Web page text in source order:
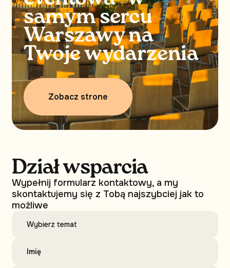
samym sercu
Warszawy na
Twoje wydarzenia
Zobacz strone
Dział wsparcia
Wypełnij formularz kontaktowy, a my
skontaktujemy się z Tobą najszybciej jak to
możliwe